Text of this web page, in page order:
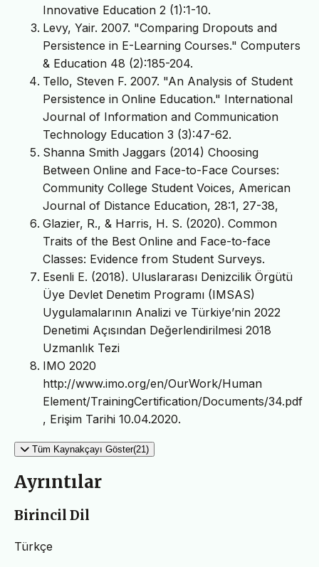
Innovative Education 2 (1):1-10.
Levy, Yair. 2007. "Comparing Dropouts and
Persistence in E-Learning Courses." Computers
& Education 48 (2):185-204.
Tello, Steven F. 2007. "An Analysis of Student
Persistence in Online Education." International
Journal of Information and Communication
Technology Education 3 (3):47-62.
Shanna Smith Jaggars (2014) Choosing
Between Online and Face-to-Face Courses:
Community College Student Voices, American
Journal of Distance Education, 28:1, 27-38,
Glazier, R., & Harris, H. S. (2020). Common
Traits of the Best Online and Face-to-face
Classes: Evidence from Student Surveys.
Esenli E. (2018). Uluslararası Denizcilik Örgütü
Üye Devlet Denetim Programı (IMSAS)
Uygulamalarının Analizi ve Türkiye’nin 2022
Denetimi Açısından Değerlendirilmesi 2018
Uzmanlık Tezi
IMO 2020
http://www.imo.org/en/OurWork/Human
Element/TrainingCertification/Documents/34.pdf
, Erişim Tarihi 10.04.2020.
Tüm Kaynakçayı Göster(21)
Ayrıntılar
Birincil Dil
Türkçe